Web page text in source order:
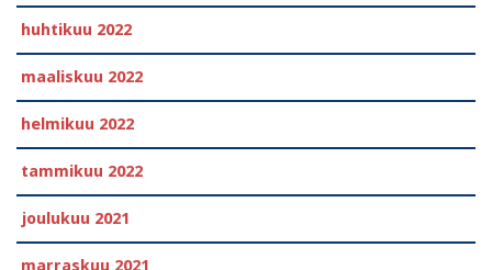
huhtikuu 2022
maaliskuu 2022
helmikuu 2022
tammikuu 2022
joulukuu 2021
marraskuu 2021